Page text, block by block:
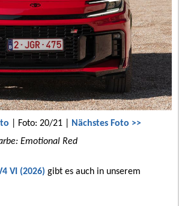
| Foto: 20/21 | Nächstes Foto >>
Emotional Red
VI (2026) gibt es auch in unserem